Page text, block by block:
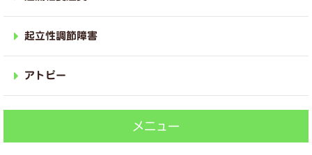
起立性調節障害
アトピー
メニュー